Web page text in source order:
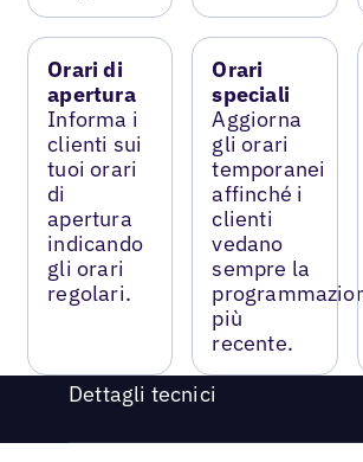
Orari di
apertura
Informa i
clienti sui
tuoi orari
di
apertura
indicando
gli orari
regolari.
Orari
speciali
Aggiorna
gli orari
temporanei
affinché i
clienti
vedano
sempre la
più
recente.
Dettagli tecnici